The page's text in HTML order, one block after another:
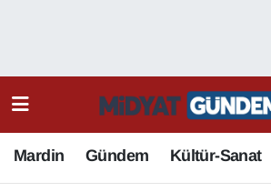
Mardin Gündem Kültür-Sanat